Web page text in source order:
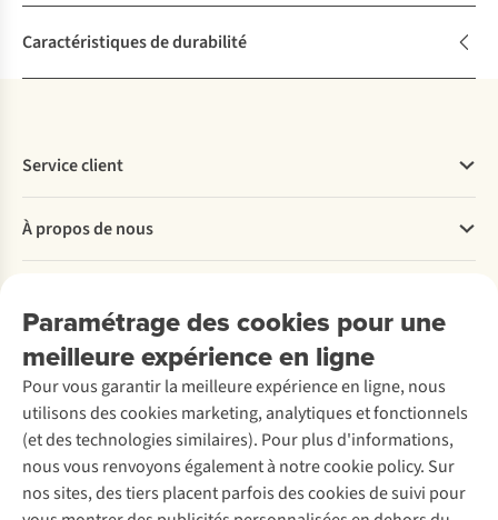
Caractéristiques de durabilité
Paramétrage des cookies pour une
meilleure expérience en ligne
Pour vous garantir la meilleure expérience en ligne, nous
utilisons des cookies marketing, analytiques et fonctionnels
(et des technologies similaires). Pour plus d'informations,
nous vous renvoyons également à notre cookie policy. Sur
nos sites, des tiers placent parfois des cookies de suivi pour
Service client
Commander
Payer
Retourner
Rétractation d'une commande
Entretien & réparations
Garantie
Contactez-nous
À propos de nous
Entreprise responsable
À propos d’Ayacucho
Nos magasins
À propos d’A.S.Adventure
Déclaration d'accessibilité
Location / Location sports d’hiver
Seconde-main
Entretien de ski
Service de lavage
Entretien de chaussures
Réparation de chaussures
Réparation de vêtements
Découvrez
A.S.Magazine
Explore Camp
Expertise & conseils
Abonnez-vous à la newsletter